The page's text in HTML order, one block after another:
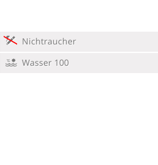
Nichtraucher
Wasser 100